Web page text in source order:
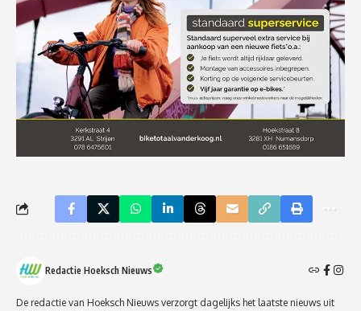
Redactie Hoeksch Nieuws
De redactie van Hoeksch Nieuws verzorgt dagelijks het laatste nieuws uit